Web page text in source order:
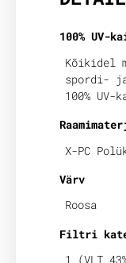
100% UV-
Kõikidel
spordi-
100% UV-
X-PC
Värv
Roosa
Filtri
1 (VLT